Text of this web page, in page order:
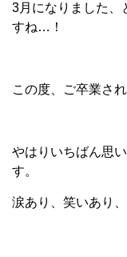
3月になりました、
すね…！
この度、ご卒業さ
やはりいちばん思
す。
涙あり、笑いあり